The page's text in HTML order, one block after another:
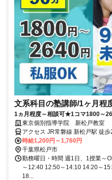
文系科目の塾講師/1ヶ月程
1ヵ月程度～相談可★1コマ1800～
担当！
東京個別指導学院 新松戸教室
アクセス JR常磐線 新松戸駅 徒歩
時給1,200円～1,760円
千葉県松戸市
勤務曜日・時間 週1日、1授業～
～12:40 12:50～14:10 14:20～
18...